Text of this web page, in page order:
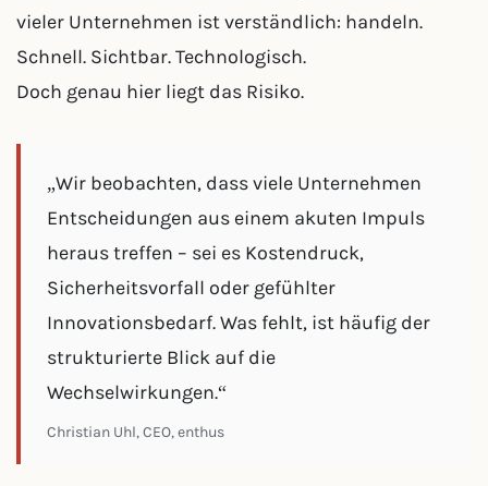
vieler Unternehmen ist verständlich: handeln.
Schnell. Sichtbar. Technologisch.
Doch genau hier liegt das Risiko.
„Wir beobachten, dass viele Unternehmen
Entscheidungen aus einem akuten Impuls
heraus treffen – sei es Kostendruck,
Sicherheitsvorfall oder gefühlter
Innovationsbedarf. Was fehlt, ist häufig der
strukturierte Blick auf die
Wechselwirkungen.“
Christian Uhl, CEO, enthus